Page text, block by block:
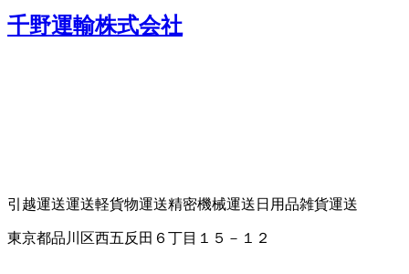
千野運輸株式会社
引越運送運送軽貨物運送精密機械運送 日用品雑貨運送
東京都品川区西五反田６丁目１５－１２